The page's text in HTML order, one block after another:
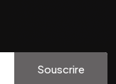
Souscrire